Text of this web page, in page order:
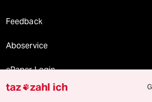
Feedback
Aboservice
ePaper Login
Downloads für Abonnierende
taz zahl ich